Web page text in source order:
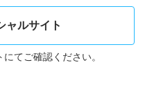
ャルサイト
てご確認ください。